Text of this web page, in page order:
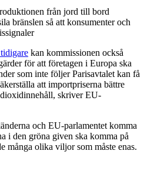
från jord till bord
bränslen så att konsumenter och
kan kommissionen också
för att företagen i Europa ska
som inte följer Parisavtalet kan få
att importpriserna bättre
skriver EU-
och EU-parlamentet komma
i den gröna given ska komma på
många olika viljor som måste enas.